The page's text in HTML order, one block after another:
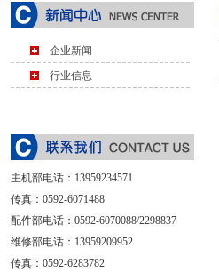
企业新闻
行业信息
主机部电话： 13959234571
传真：0592-6071488
配件部电话：0592-6070088/2298837
维修部电话：13959209952
传真：0592-6283782